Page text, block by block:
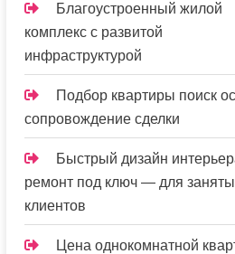
Благоустроенный жилой
комплекс с развитой
инфраструктурой
Подбор квартиры поиск
сопровождение сделки
Быстрый дизайн
ремонт под ключ — для
клиентов
Цена однокомнатной